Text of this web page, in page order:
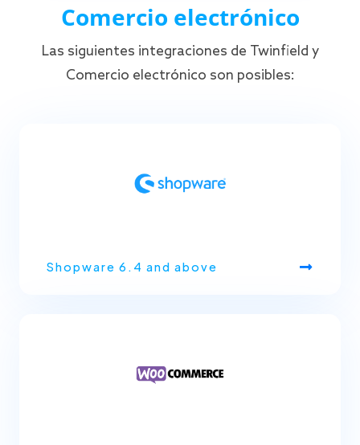
Comercio electrónico
Las siguientes integraciones de Twinfield y
Comercio electrónico son posibles:
Shopware 6.4 and above